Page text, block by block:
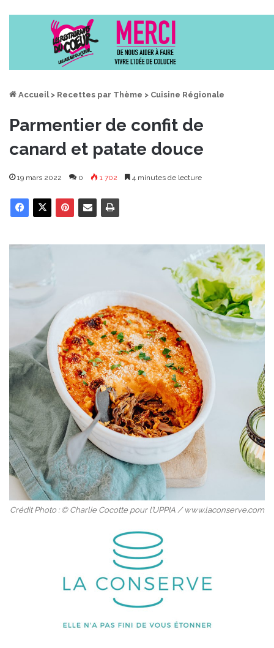
Accueil > Recettes par Thème > Cuisine Régionale
Parmentier de confit de
canard et patate douce
19 mars 2022 0 1 702 4 minutes de lecture
Crédit Photo : © Charlie Cocotte pour l’UPPIA / www.laconserve.com